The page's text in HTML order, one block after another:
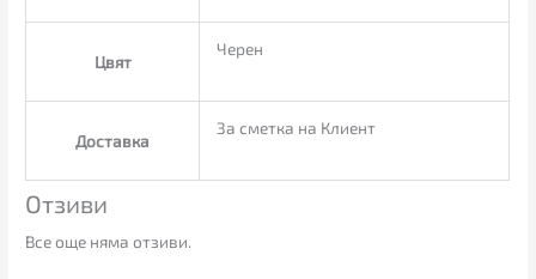
Цвят
Черен
Доставка
За сметка на Клиент
Отзиви
Все още няма отзиви.